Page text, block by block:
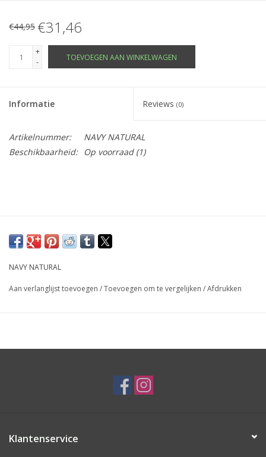
€44,95 €31,46
+
-
TOEVOEGEN AAN WINKELWAGEN
Informatie Reviews (0)
Artikelnummer:
NAVY NATURAL
Beschikbaarheid:
Op voorraad(1)
NAVY NATURAL
Aan verlanglijst toevoegen /Toevoegen om te vergelijken /Afdrukken
Klantenservice